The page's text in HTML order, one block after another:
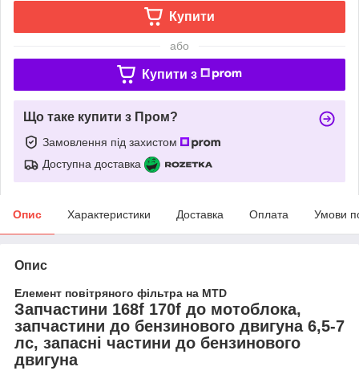
Купити
або
Купити з
Що таке купити з Пром?
Замовлення під захистом
Доступна доставка
Опис Характеристики Доставка Оплата Умови
Опис
Елемент повітряного фільтра на MTD
Запчастини 168f 170f до мотоблока,
запчастини до бензинового двигуна 6,5-7
лс, запасні частини до бензинового
двигуна